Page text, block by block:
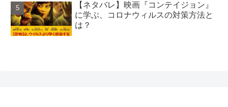
【ネタバレ】映画『コンテイジョン』
に学ぶ、コロナウィルスの対策方法と
は？